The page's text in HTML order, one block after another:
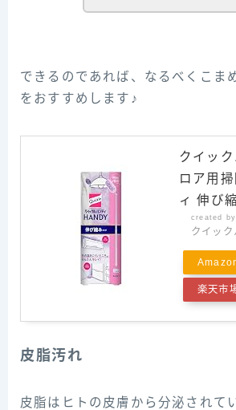
できるのであれば、なるべくこま
をおすすめします♪
クイッ
ロア用
ィ 伸び
created by
クイック
楽天市
皮脂汚れ
皮脂はヒトの皮膚から分泌されて